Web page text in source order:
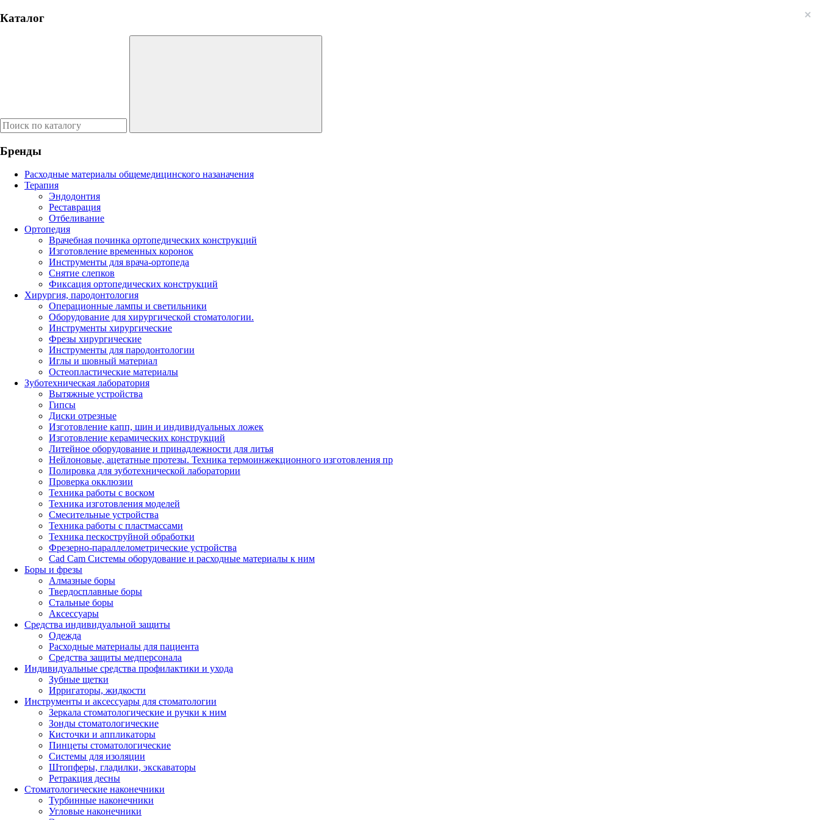
Каталог
Бренды
Расходные материалы общемедицинского назаначения
Терапия
Эндодонтия
Реставрация
Отбеливание
Ортопедия
Врачебная починка ортопедических конструкций
Изготовление временных коронок
Инструменты для врача-ортопеда
Снятие слепков
Фиксация ортопедических конструкций
Хирургия, пародонтология
Операционные лампы и светильники
Оборудование для хирургической стоматологии.
Инструменты хирургические
Фрезы хирургические
Инструменты для пародонтологии
Иглы и шовный материал
Остеопластические материалы
Зуботехническая лаборатория
Вытяжные устройства
Гипсы
Диски отрезные
Изготовление капп, шин и индивидуальных ложек
Изготовление керамических конструкций
Литейное оборудование и принадлежности для литья
Нейлоновые, ацетатные протезы. Техника термоинжекционного изготовления пр
Полировка для зуботехнической лаборатории
Проверка окклюзии
Техника работы с воском
Техника изготовления моделей
Смесительные устройства
Техника работы с пластмассами
Техника пескоструйной обработки
Фрезерно-параллелометрические устройства
Cad Cam Системы оборудование и расходные материалы к ним
Боры и фрезы
Алмазные боры
Твердосплавные боры
Стальные боры
Аксессуары
Средства индивидуальной защиты
Одежда
Расходные материалы для пациента
Средства защиты медперсонала
Индивидуальные средства профилактики и ухода
Зубные щетки
Ирригаторы, жидкости
Инструменты и аксессуары для стоматологии
Зеркала стоматологические и ручки к ним
Зонды стоматологические
Кисточки и аппликаторы
Пинцеты стоматологические
Системы для изоляции
Штопферы, гладилки, экскаваторы
Ретракция десны
Стоматологические наконечники
Турбинные наконечники
Угловые наконечники